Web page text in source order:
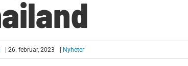
| 26. februar, 2023 Nyheter